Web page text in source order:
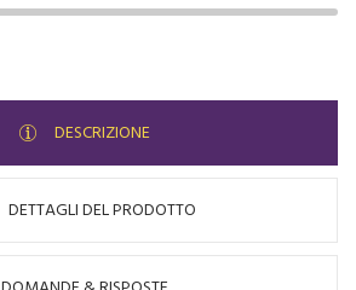
DESCRIZIONE
DETTAGLI DEL PRODOTTO